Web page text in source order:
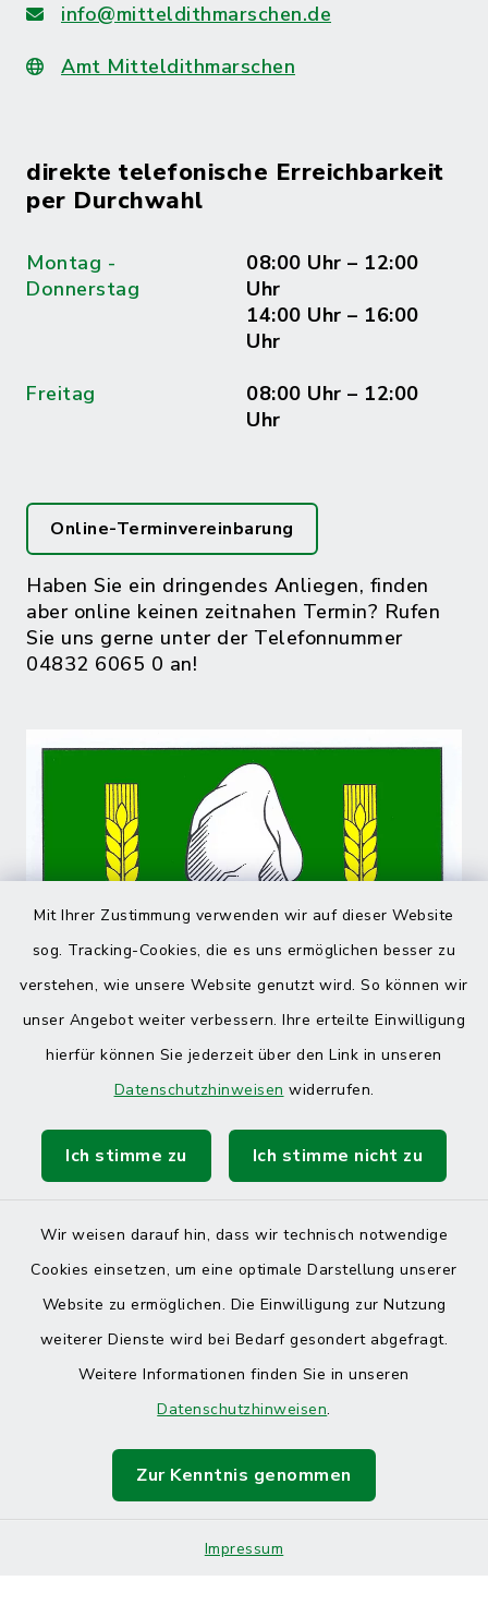
Mit Ihrer Zustimmung verwenden wir auf dieser Website
sog. Tracking-Cookies, die es uns ermöglichen besser zu
verstehen, wie unsere Website genutzt wird. So können wir
unser Angebot weiter verbessern. Ihre erteilte Einwilligung
hierfür können Sie jederzeit über den Link in unseren
Datenschutzhinweisen widerrufen.
Ich stimme zu Ich stimme nicht zu
Wir weisen darauf hin, dass wir technisch notwendige
Cookies einsetzen, um eine optimale Darstellung unserer
Website zu ermöglichen. Die Einwilligung zur Nutzung
weiterer Dienste wird bei Bedarf gesondert abgefragt.
Weitere Informationen finden Sie in unseren
Datenschutzhinweisen.
Zur Kenntnis genommen
Impressum
info@mitteldithmarschen.de
Amt Mitteldithmarschen
direkte telefonische Erreichbarkeit
per Durchwahl
Montag -
Donnerstag
08:00 Uhr – 12:00
Uhr
14:00 Uhr – 16:00
Uhr
Freitag
08:00 Uhr – 12:00
Uhr
Online-Terminvereinbarung
Haben Sie ein dringendes Anliegen, finden
aber online keinen zeitnahen Termin? Rufen
Sie uns gerne unter der Telefonnummer
04832 6065 0 an!
Barrierefreiheit
Sitemap